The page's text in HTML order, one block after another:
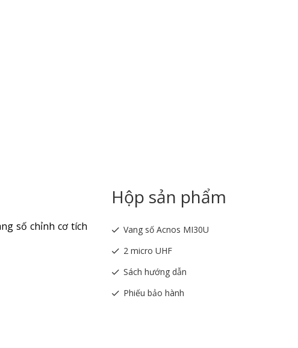
số chỉnh cơ tích
Hộp sản phẩm
Vang số Acnos MI30U
2 micro UHF
Sách hướng dẫn
Phiếu bảo hành